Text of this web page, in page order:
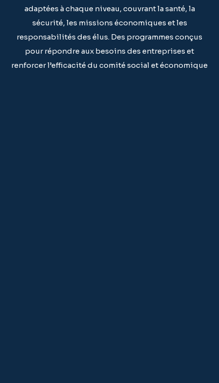
adaptées à chaque niveau, couvrant la santé, la
sécurité, les missions économiques et les
responsabilités des élus. Des programmes conçus
pour répondre aux besoins des entreprises et
renforcer l’efficacité du comité social et économique